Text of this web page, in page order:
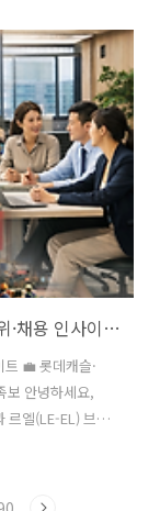
정리했다.📦 보미
학현 (회장 김덕
보미주택 창업)사
액 : 1,420억 원
롯데건설 2026 기업정보｜시평액·도급순위·채용 인사이트·취업족보
💼 롯데캐슬·
보 안녕하세요,
르엘(LE-EL) 브랜